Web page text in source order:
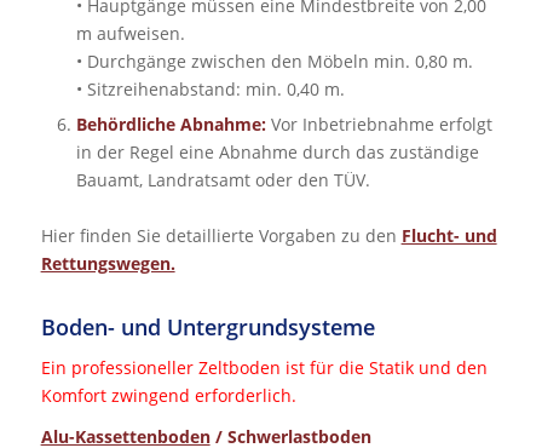
• Hauptgänge müssen eine Mindestbreite von 2,00
m aufweisen.
• Durchgänge zwischen den Möbeln min. 0,80 m.
• Sitzreihenabstand: min. 0,40 m.
Behördliche Abnahme:Vor Inbetriebnahme erfolgt
in der Regel eine Abnahme durch das zuständige
Bauamt, Landratsamt oder den TÜV.
Hier finden Sie detaillierte Vorgaben zu den Flucht- und
Rettungswegen.
Boden- und Untergrundsysteme
Ein professioneller Zeltboden ist für die Statik und den
Komfort zwingend erforderlich.
Alu-Kassettenboden/ Schwerlastboden